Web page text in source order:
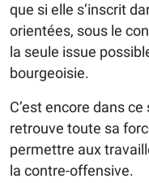
que si elle s’inscrit
orientées, sous le
la seule issue
bourgeoisie.
C’est encore dans
retrouve toute sa
permettre aux
la contre-offensive.